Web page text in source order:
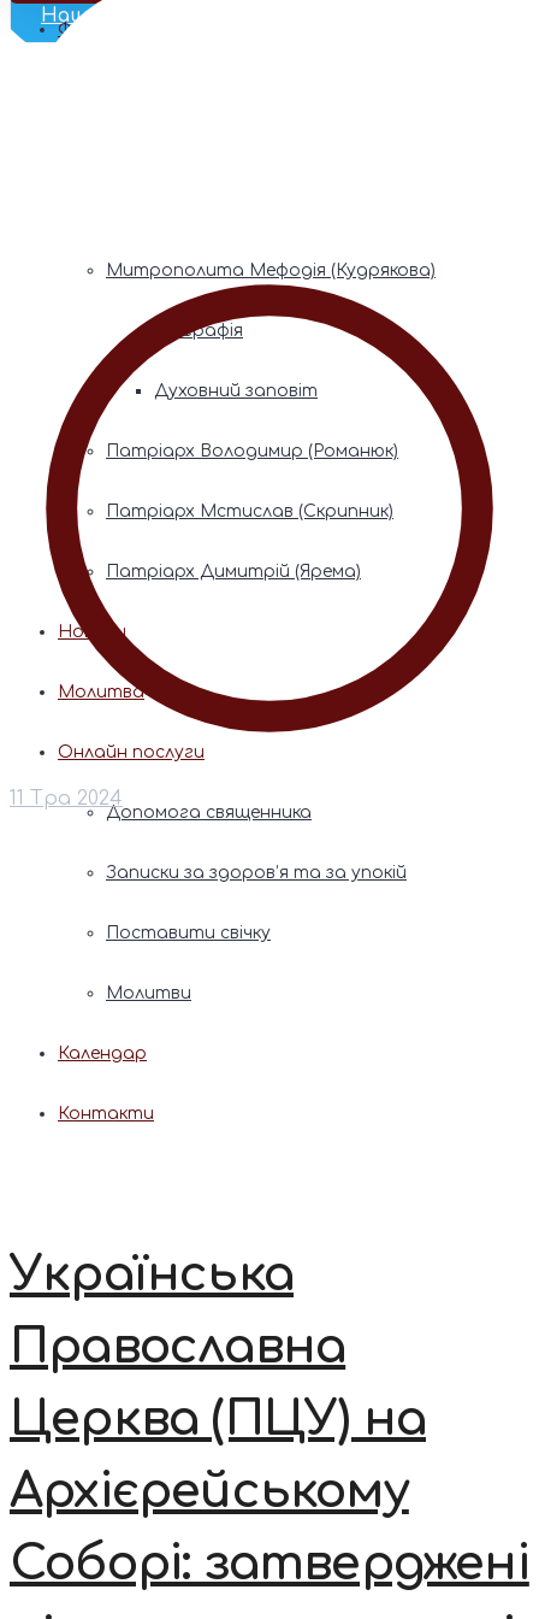
Наш Телеграм
Фонди пам’яті
Митрополита Мефодія (Кудрякова)
Біографія
Духовний заповіт
Патріарх Володимир (Романюк)
Патріарх Мстислав (Скрипник)
Патріарх Димитрій (Ярема)
Новини
Молитва
Онлайн послуги
Допомога священника
Записки за здоров’я та за упокій
Поставити свічку
Молитви
Календар
Контакти
11 Тра 2024
Українська
Православна
Церква (ПЦУ) на
Архієрейському
Соборі: затверджені